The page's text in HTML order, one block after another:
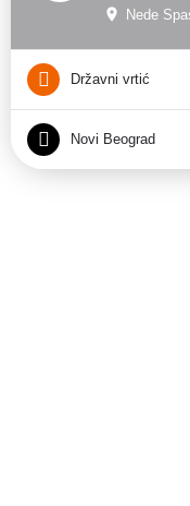
Nede
Državni vrtić
Novi Beograd